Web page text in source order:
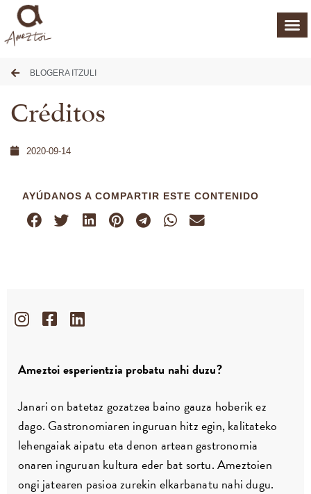
BLOGERA ITZULI
Créditos
2020-09-14
AYÚDANOS A COMPARTIR ESTE CONTENIDO
Ameztoi esperientzia probatu nahi duzu?
Janari on batetaz gozatzea baino gauza hoberik ez
dago. Gastronomiaren inguruan hitz egin, kalitateko
lehengaiak aipatu eta denon artean gastronomia
onaren inguruan kultura eder bat sortu. Ameztoien
ongi jatearen pasioa zurekin elkarbanatu nahi dugu.